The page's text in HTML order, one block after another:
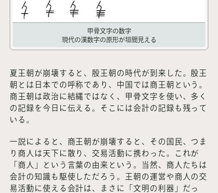
甲骨文字の数字
現代の漢数字の原形が垣間見える
夏王朝が崩壊すると、殷王朝の時代が到来した。殷王
朝とは日本での呼称であり、中国では商王朝という。
商王朝は政治に結縄ではなく、甲骨文字を使い、多く
の記録を今日に伝える。そこには会計の記録も残って
いる。
一説によると、商王朝が崩壊すると、その国民、つま
り商人は天下に散り、交易活動に携わった。これが
「商人」という言葉の由来という。当然、商人たちは
会計の知識も駆使しただろう。王朝の運営や商人の交
易活動に使える会計は、まさに「文明の利器」だっ